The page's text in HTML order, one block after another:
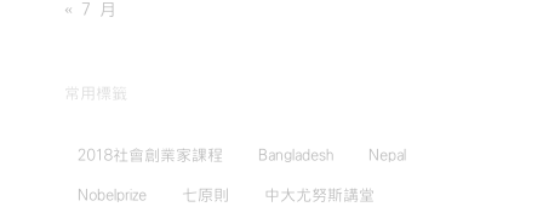
« 7 月
常用標籤
2018社會創業家課程 Bangladesh Nepal
Nobelprize 七原則 中大尤努斯講堂